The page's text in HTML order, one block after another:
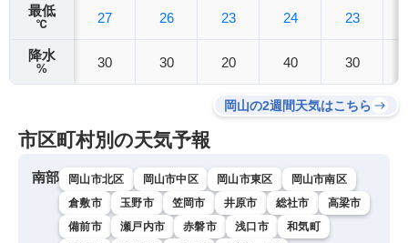
最低
℃
降水
%
27
30
26
30
23
20
24
40
23
30
岡山の2週間天気はこちら
市区町村別の天気予報
南部 岡山市北区 岡山市中区 岡山市東区
岡山市南区
倉敷市
玉野市 笠岡市 井原市 総社市
高梁市
備前市
瀬戸内市 赤磐市 浅口市
和気町